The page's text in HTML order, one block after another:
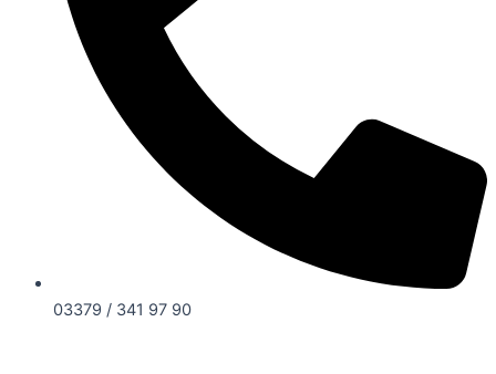
03379 / 341 97 90